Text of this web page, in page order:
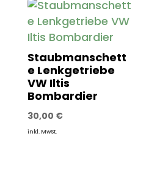
Staubmanschett
e Lenkgetriebe
VW Iltis
Bombardier
30,00 €
inkl. MwSt.